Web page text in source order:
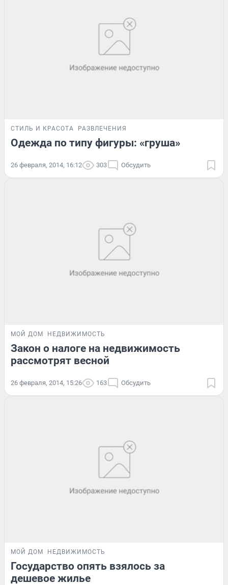
СТИЛЬ И КРАСОТА РАЗВЛЕЧЕНИЯ
Одежда по типу фигуры: «груша»
26 февраля, 2014, 16:12 303 Обсудить
МОЙ ДОМ НЕДВИЖИМОСТЬ
Закон о налоге на недвижимость
рассмотрят весной
26 февраля, 2014, 15:26 163 Обсудить
МОЙ ДОМ НЕДВИЖИМОСТЬ
Государство опять взялось за
дешевое жилье